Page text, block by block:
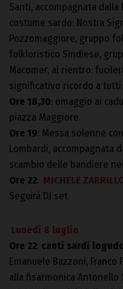
Santi, accompagnata
costume sardo: Nostra
Pozzomaggiore, gruppo
folkloristico Sindiese,
Macomer, al rientro:
significativo ricordo a
Ore 18,30: omaggio ai
piazza Maggiore.
Ore 19: Messa solenne
Lombardi, accompagnata
scambio delle bandiere
Ore 22: MICHELE
Seguirà DJ set
Lunedì 8 luglio
Ore 22: canti sardi
Emanuele Bazzoni, Franco
alla fisarmonica Antonello